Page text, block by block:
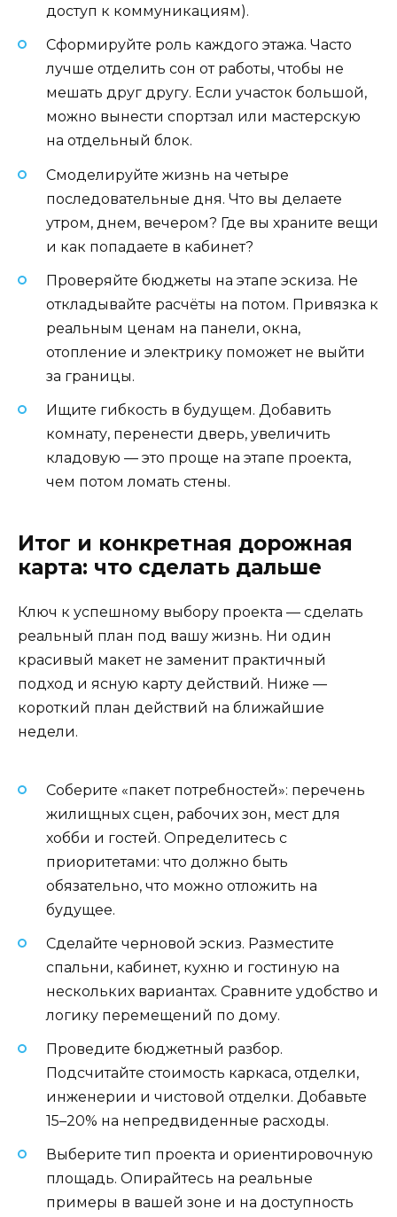
доступ к коммуникациям).
Сформируйте роль каждого этажа. Часто
лучше отделить сон от работы, чтобы не
мешать друг другу. Если участок большой,
можно вынести спортзал или мастерскую
на отдельный блок.
Смоделируйте жизнь на четыре
последовательные дня. Что вы делаете
утром, днем, вечером? Где вы храните вещи
и как попадаете в кабинет?
Проверяйте бюджеты на этапе эскиза. Не
откладывайте расчёты на потом. Привязка к
реальным ценам на панели, окна,
отопление и электрику поможет не выйти
за границы.
Ищите гибкость в будущем. Добавить
комнату, перенести дверь, увеличить
кладовую — это проще на этапе проекта,
чем потом ломать стены.
Итог и конкретная дорожная
карта: что сделать дальше
Ключ к успешному выбору проекта — сделать
реальный план под вашу жизнь. Ни один
красивый макет не заменит практичный
подход и ясную карту действий. Ниже —
короткий план действий на ближайшие
недели.
Соберите «пакет потребностей»: перечень
жилищных сцен, рабочих зон, мест для
хобби и гостей. Определитесь с
приоритетами: что должно быть
обязательно, что можно отложить на
будущее.
Сделайте черновой эскиз. Разместите
спальни, кабинет, кухню и гостиную на
нескольких вариантах. Сравните удобство и
логику перемещений по дому.
Проведите бюджетный разбор.
Подсчитайте стоимость каркаса, отделки,
инженерии и чистовой отделки. Добавьте
15–20% на непредвиденные расходы.
Выберите тип проекта и ориентировочную
площадь. Опирайтесь на реальные
примеры в вашей зоне и на доступность